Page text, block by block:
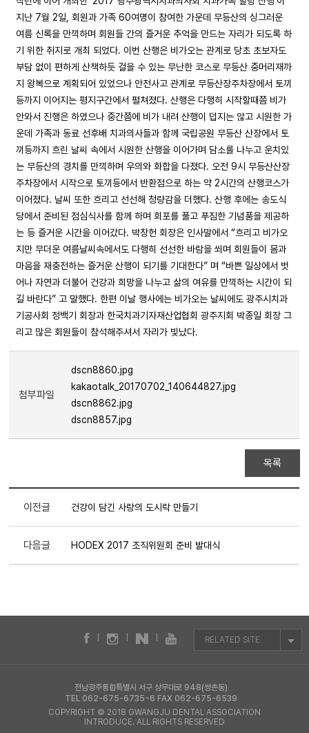
지난 7월 2일, 회원과 가족 60여명이 참여한 가운데 무등산의 싱그러운
여름 신록을 만끽하며 회원들 간의 즐거운 추억을 만드는 자리가 되도록 하
기 위한 취지로 개최 되었다. 이번 산행은 비가오는 관계로 당초 초보자도
부담 없이 편하게 산책하듯 걸을 수 있는 무난한 코스로 무등산 중머리재까
지 왕복으로 계획되어 있었으나 안전사고 관계로 무등산장주차장에서 토끼
등까지 이어지는 평지구간에서 펼쳐졌다. 산행은 다행히 시작할때쯤 비가
안와서 진행은 하였으나 중간쯤에 비가 내려 산행이 덥지는 않고 시원한 가
운데 가족과 동료 선후배 치과의사들과 함께 국립공원 무등산 산장에서 토
끼등까지 흐린 날씨 속에서 시원한 산행을 이어가며 담소를 나누고 운치있
는 무등산의 경치를 만끽하며 우의와 화합을 다졌다. 오전 9시 무등산산장
주차장에서 시작으로 토끼등에서 반환점으로 하는 약 2시간의 산행코스가
이어졌다. 날씨 또한 흐리고 선선해 청량감을 더했다. 산행 후에는 송도식
당에서 준비된 점심식사를 함께 하며 회포를 풀고 푸짐한 기념품을 제공하
는 등 즐거운 시간을 이어갔다. 박창헌 회장은 인사말에서 “흐리고 비가오
지만 무더운 여름날씨속에서도 다행히 선선한 바람을 쐬며 회원들이 몸과
마음을 재충전하는 즐거운 산행이 되기를 기대한다” 며 “바쁜 일상에서 벗
어나 자연과 더불어 건강과 희망을 나누고 삶의 여유를 만끽하는 시간이 되
길 바란다” 고 말했다. 한편 이날 행사에는 비가오는 날씨에도 광주시치과
기공사회 정백기 회장과 한국치과기자재산업협회 광주지회 박종일 회장 그
리고 많은 회원들이 참석해주셔서 자리가 빛났다.
첨부파일
dscn8860.jpg
kakaotalk_20170702_140644827.jpg
dscn8862.jpg
dscn8857.jpg
목록
이전글 건강이 담긴 사랑의 도시락 만들기
다음글 HODEX 2017 조직위원회 준비 발대식
RELATED SITE
전남광주통합특별시 서구 상무대로 948(쌍촌동)
TEL 062-675-6735~6 FAX 062-675-6539
COPYRIGHT © 2018 GWANGJU DENTAL ASSOCIATION
INTRODUCE. ALL RIGHTS RESERVED